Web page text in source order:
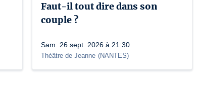
Faut-il tout dire dans son
couple ?
Sam. 26 sept. 2026 à 21:30
Théâtre de Jeanne (NANTES)